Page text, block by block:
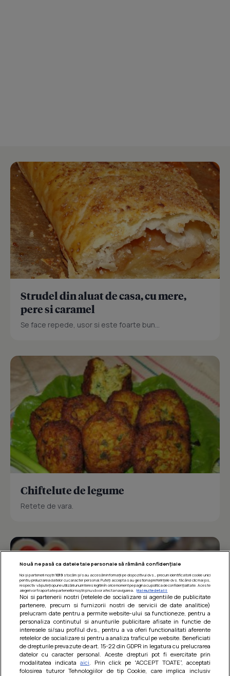
Strudel din aluat de casa, cu mere,
pere si caramel
Se face repede, usor si este foarte bun...
Chiftelute de legume
Retete de vara.
Barcute din vinete cu arpagic rosu
Nouă ne pasă ca datele tale personale să rămână confidențiale
Noi și partenerii noștri 1019stocăm și/sau accesăm informații pe dispozitivul dvs., precum identificatorii cookie unici
pentru prelucrarea datelor cu caracter personal. Puteți accepta sau gestiona preferințele dvs. făcând clic mai jos,
respectiv vă puteți opune utilizării unui interes legitim în orice moment pe pagina cu politica de confidențialitate. Aceste
alegeri vor fi raportate partenerilor noștri și nu vă vor afecta navigarea.
Mai multe detalii
Noi si partenerii nostri (retelele de socializare si agentiile de publicitate
partenere, precum si furnizorii nostri de servicii de date analitice)
prelucram date pentru a permite website-ului sa functioneze, pentru a
personaliza continutul si anunturile publicitare afisate in functie de
interesele si/sau profilul dvs., pentru a va oferi functionalitati aferente
retelelor de socializare si pentru a analiza traficul pe website. Beneficiati
de drepturile prevazute de art. 15-22 din GDPR in legatura cu prelucrarea
datelor cu caracter personal. Aceste drepturi pot fi exercitate prin
modalitatea indicataaici . Prin click pe “ACCEPT TOATE”, acceptati
folosirea tuturor Tehnologiilor de tip Cookie, care implica inclusiv